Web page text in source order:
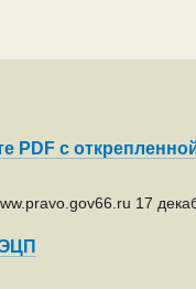
PDF с
17